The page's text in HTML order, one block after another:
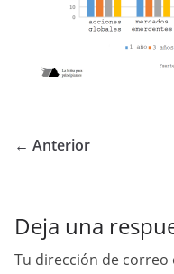
← Anterior
Deja una
Tu dirección de